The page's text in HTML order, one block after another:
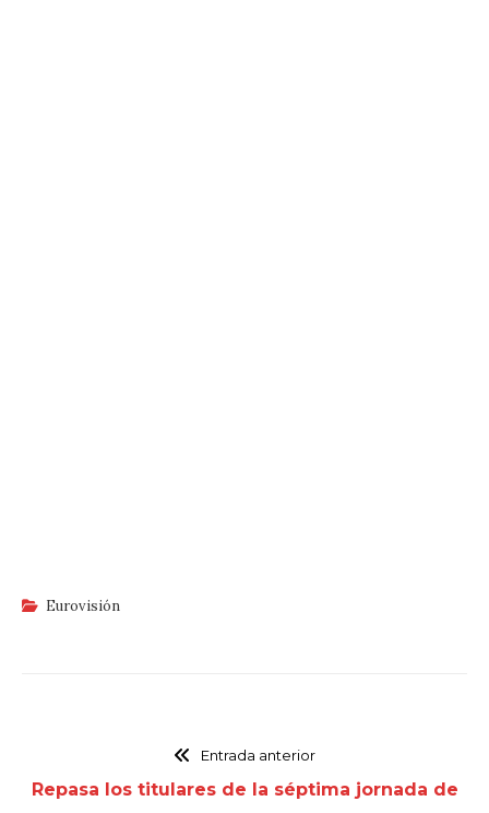
Eurovisión
Entrada anterior
Repasa los titulares de la séptima jornada de